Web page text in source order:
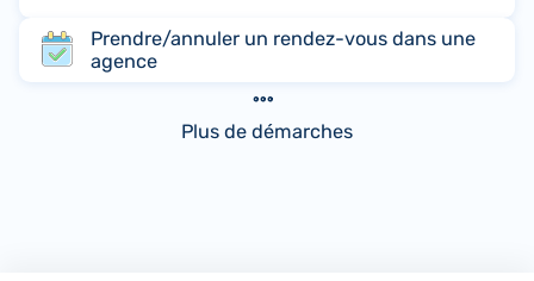
Prendre/annuler un rendez-vous dans une
agence
Plus de démarches